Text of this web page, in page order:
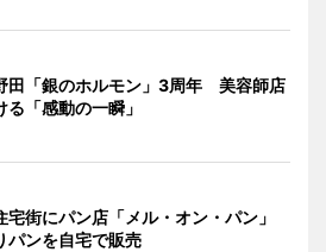
田「銀のホルモン」3周年 美容師店
る「感動の一瞬」
宅街にパン店「メル・オン・パン」
ンを自宅で販売